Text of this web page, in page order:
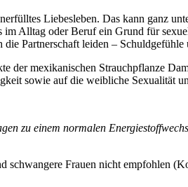
Liebesleben. Das kann ganz
im Alltag oder Beruf ein Grund für
die Partnerschaft leiden –
der mexikanischen Strauchpflanze
sowie auf die weibliche Sexualität
zu einem normalen
Frauen nicht empfohlen